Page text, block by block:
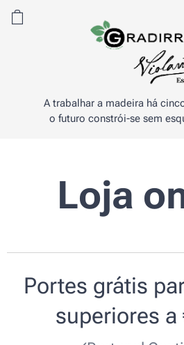
A trabalhar a madeira há
o futuro constrói-se sem
Loja
Portes grátis
superiores a